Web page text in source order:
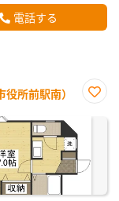
電話する
所前駅南）
に入